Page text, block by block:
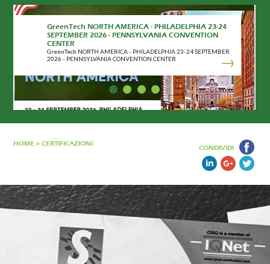
GreenTech NORTH AMERICA - PHILADELPHIA 23-24
SEPTEMBER 2026 - PENNSYLVANIA CONVENTION
CENTER
GreenTech NORTH AMERICA - PHILADELPHIA 23-24 SEPTEMBER
2026 - PENNSYLVANIA CONVENTION CENTER
HOME > CERTIFICAZIONI
CONDIVIDI